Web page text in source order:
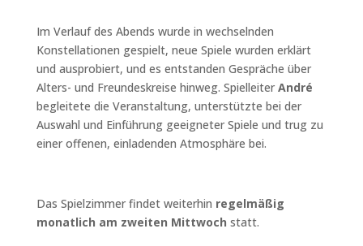
Im Verlauf des Abends wurde in wechselnden
Konstellationen gespielt, neue Spiele wurden erklärt
und ausprobiert, und es entstanden Gespräche über
Alters- und Freundeskreise hinweg. Spielleiter André
begleitete die Veranstaltung, unterstützte bei der
Auswahl und Einführung geeigneter Spiele und trug zu
einer offenen, einladenden Atmosphäre bei.
Das Spielzimmer findet weiterhin regelmäßig
monatlich am zweiten Mittwoch statt.